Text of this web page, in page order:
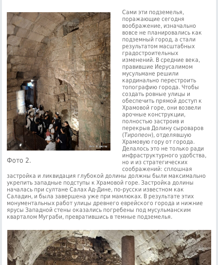
Фото 2.
Сами эти подземелья,
поражающие сегодня
воображение, изначально
вовсе не планировались как
подземный город, а стали
результатом масштабных
градостроительных
изменений. В средние века,
правившие Иерусалимом
мусульмане решили
кардинально перестроить
топографию города. Чтобы
создать ровные улицы и
обеспечить прямой доступ к
Храмовой горе, они возвели
арочные конструкции,
полностью застроив и
перекрыв Долину сыроваров
(Тиропеон), отделявшую
Храмовую гору от города.
Делалось это не только ради
инфраструктурного удобства,
но и из стратегических
соображений: сплошная
застройка и ликвидация глубокой долины должны были максимально
укрепить западные подступы к Храмовой горе. Застройка долины
началась при султане Салах Ад-Дине, по-русски известном как
Саладин, и была завершена уже при мамлюках. В результате этих
монументальных работ улицы древнего еврейского города и нижние
ярусы Западной стены оказались погребены под мусульманским
кварталом Муграби, превратившись в темные подземелья.